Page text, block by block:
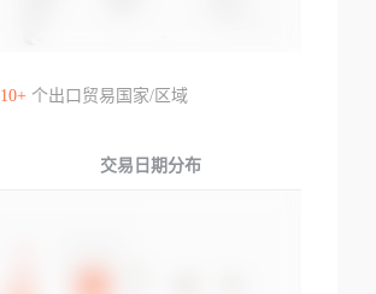
10+个出口贸易国家/区域
交易日期分布